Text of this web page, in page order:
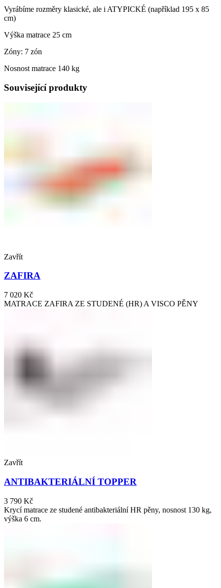
Vyrábíme rozměry klasické, ale i ATYPICKÉ (například 195 x 85
cm)
Výška matrace 25 cm
Zóny: 7 zón
Nosnost matrace 140 kg
Související produkty
Zavřít
ZAFIRA
7 020 Kč
MATRACE ZAFIRA ZE STUDENÉ (HR) A VISCO PĚNY
Zavřít
ANTIBAKTERIÁLNÍ TOPPER
3 790 Kč
Krycí matrace ze studené antibakteriální HR pěny, nosnost 130 kg,
výška 6 cm.